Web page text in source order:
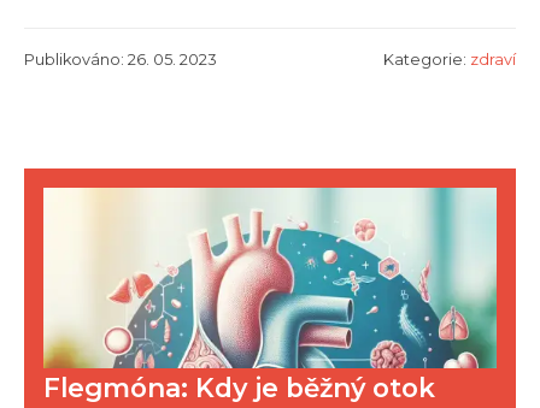
Publikováno: 26. 05. 2023 Kategorie: zdraví
Flegmóna: Kdy je běžný otok